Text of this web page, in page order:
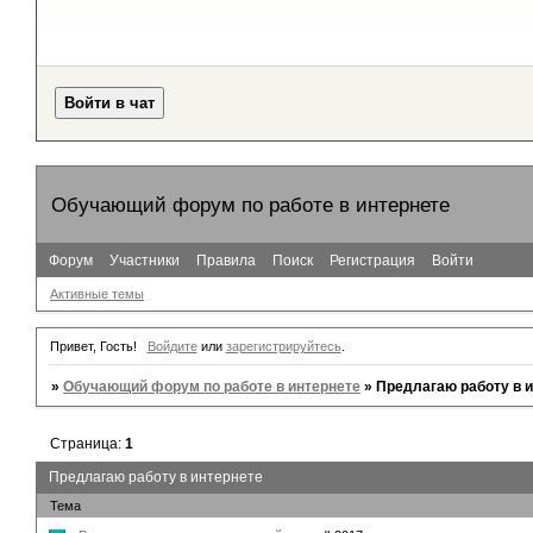
Обучающий форум по работе в интернете
Форум Участники Правила Поиск Регистрация Войти
Активные темы
Привет, Гость! Войдитеили зарегистрируйтесь.
»Обучающий форум по работе в интернете »Предлагаю работу в
Предлагаю работу в интернете
Страница:1
Тема